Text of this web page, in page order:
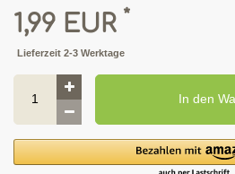
1,99 EUR *
Lieferzeit 2-3 Werktage
In den